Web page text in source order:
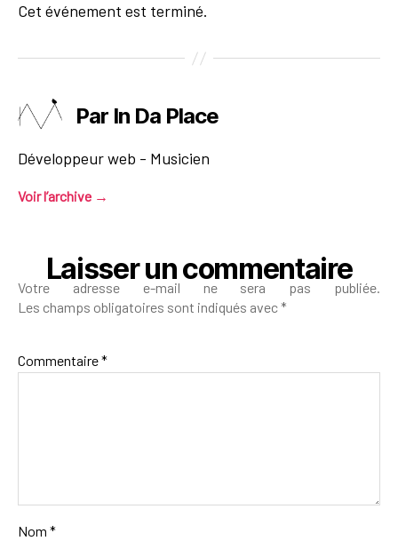
Cet événement est terminé.
Par In Da Place
Développeur web - Musicien
Voir l’archive →
Laisser un commentaire
Votre adresse e-mail ne sera pas publiée.
Les champs obligatoires sont indiqués avec*
Commentaire*
Nom *